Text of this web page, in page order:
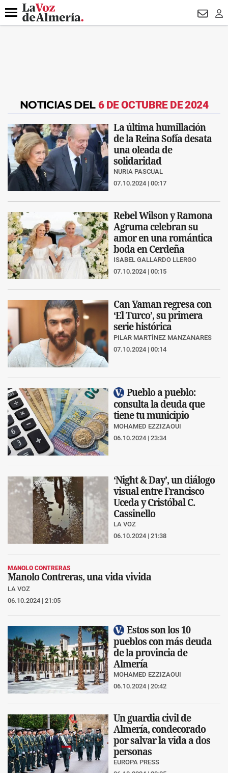
DESTACADO
Menú
NOTICIAS DEL6 DE OCTUBRE DE 2024
La última humillación
de la Reina Sofía desata
una oleada de
solidaridad
NURIA PASCUAL
07.10.2024 | 00:17
Rebel Wilson y Ramona
Agruma celebran su
amor en una romántica
boda en Cerdeña
ISABEL GALLARDO LLERGO
07.10.2024 | 00:15
Can Yaman regresa con
‘El Turco’, su primera
serie histórica
PILAR MARTÍNEZ MANZANARES
07.10.2024 | 00:14
Pueblo a pueblo:
consulta la deuda que
tiene tu municipio
MOHAMED EZZIZAOUI
06.10.2024 | 23:34
‘Night & Day’, un diálogo
visual entre Francisco
Uceda y Cristóbal C.
Cassinello
LA VOZ
06.10.2024 | 21:38
MANOLO CONTRERAS
Manolo Contreras, una vida vivida
LA VOZ
06.10.2024 | 21:05
Estos son los 10
pueblos con más deuda
de la provincia de
Almería
MOHAMED EZZIZAOUI
06.10.2024 | 20:42
Un guardia civil de
Almería, condecorado
por salvar la vida a dos
personas
EUROPA PRESS